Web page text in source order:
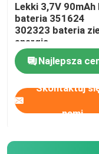
Wycieczka po
Kontrola jakości
Poproś o wycenę
Lekki 3,7V 90mAh
bateria 351624
302323 bateria
energia
Najlepsza
Skontaktuj
nami